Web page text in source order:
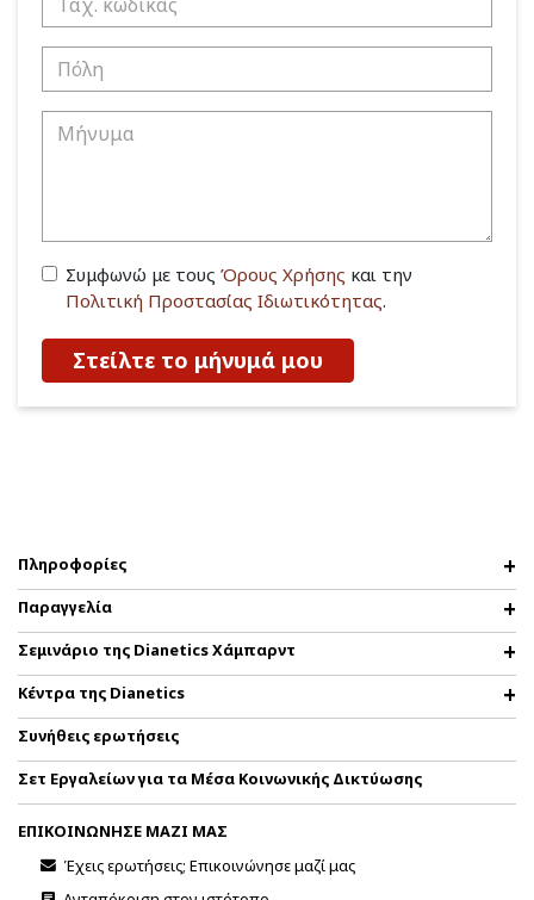
Συμφωνώ με τους Όρους Χρήσης και την
Πολιτική Προστασίας Ιδιωτικότητας.
Στείλτε το μήνυμά μου
Πληροφορίες
Παραγγελία
Σεμινάριο της Dianetics Χάμπαρντ
Κέντρα της Dianetics
Συνήθεις ερωτήσεις
Σετ Εργαλείων για τα Μέσα Κοινωνικής Δικτύωσης
ΕΠΙΚΟΙΝΩΝΗΣΕ ΜΑΖΙ ΜΑΣ
Έχεις ερωτήσεις; Επικοινώνησε μαζί μας